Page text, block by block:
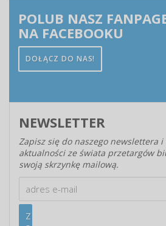
POLUB NASZ
NA FACEBOOKU
DOŁĄCZ DO NAS!
NEWSLETTER
Zapisz się do naszego newslettera
aktualności ze świata przetargów
swoją skrzynkę mailową.